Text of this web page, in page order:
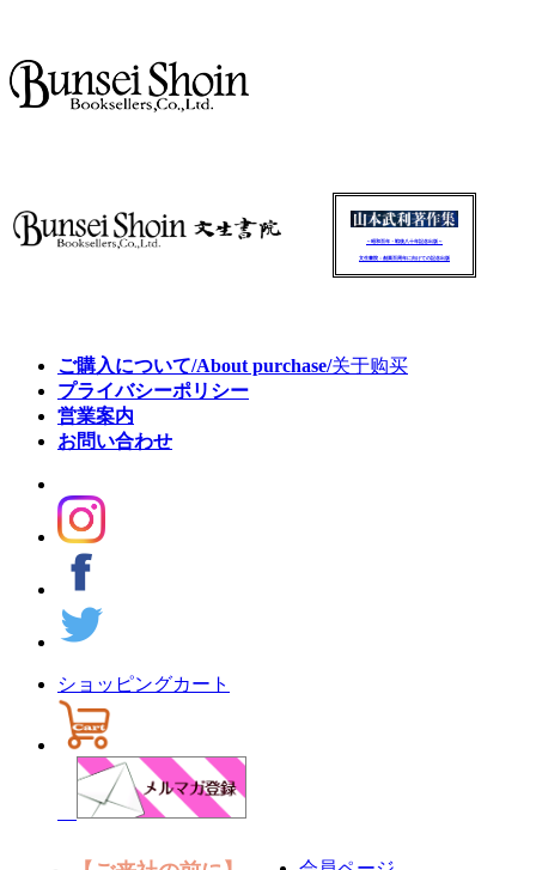
～昭和百年・戦後八十年記念出版～
文生書院：創業百周年に向けての記念出版
ご購入について/About purchase/关于购买
プライバシーポリシー
営業案内
お問い合わせ
ショッピングカート